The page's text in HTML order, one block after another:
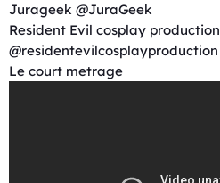
Jurageek @JuraGeek
Resident Evil cosplay production
@residentevilcosplayproduction
Le court metrage